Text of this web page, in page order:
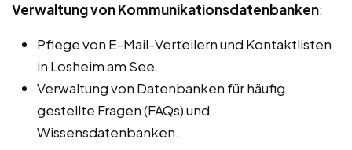
Verwaltung von Kommunikationsdatenbanken:
Pflege von E-Mail-Verteilern und Kontaktlisten
in Losheim am See.
Verwaltung von Datenbanken für häufig
gestellte Fragen (FAQs) und
Wissensdatenbanken.